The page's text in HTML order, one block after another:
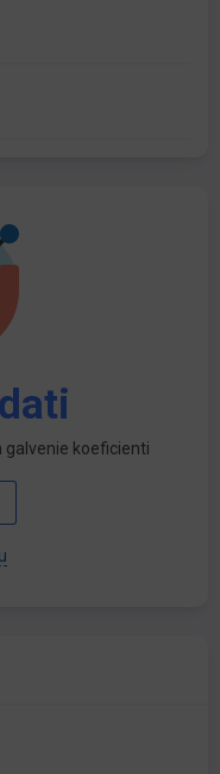
koeficienti